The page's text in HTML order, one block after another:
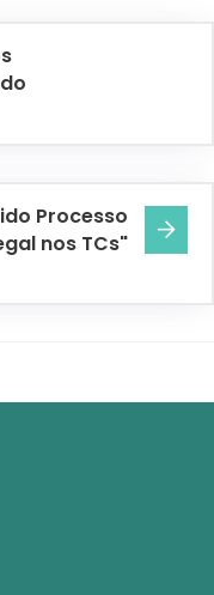
Processo
nos TCs"